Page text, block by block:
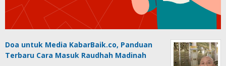
Doa untuk Media KabarBaik.co, Panduan
Terbaru Cara Masuk Raudhah Madinah